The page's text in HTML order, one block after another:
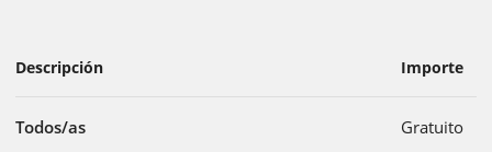
Descripción Importe
Todos/as Gratuito